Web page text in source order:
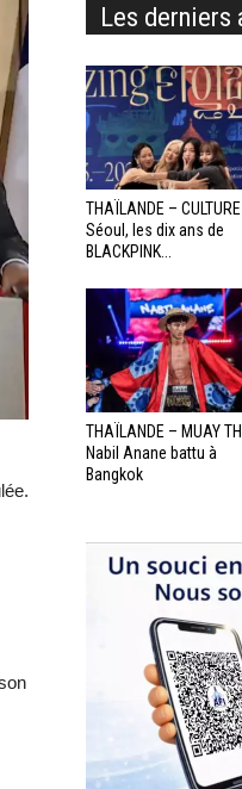
Les
THAÏLANDE –
Séoul, les dix ans de
BLACKPINK...
THAÏLANDE – MUAY
Nabil Anane battu à
Bangkok